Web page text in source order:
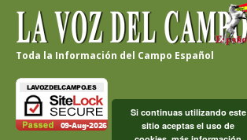
Toda la Información del Campo Español
Si continuas utilizando este
sitio aceptas el uso de